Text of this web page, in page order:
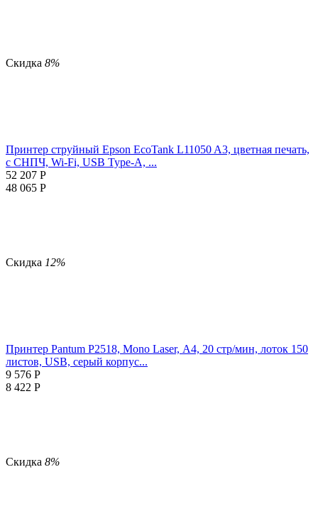
Скидка 8%
Принтер струйный Epson EcoTank L11050 A3, цветная печать,
с СНПЧ, Wi-Fi, USB Type-A, ...
52 207 Р
48 065 Р
Скидка 12%
Принтер Pantum P2518, Mono Laser, А4, 20 стр/мин, лоток 150
листов, USB, серый корпус...
9 576 Р
8 422 Р
Скидка 8%